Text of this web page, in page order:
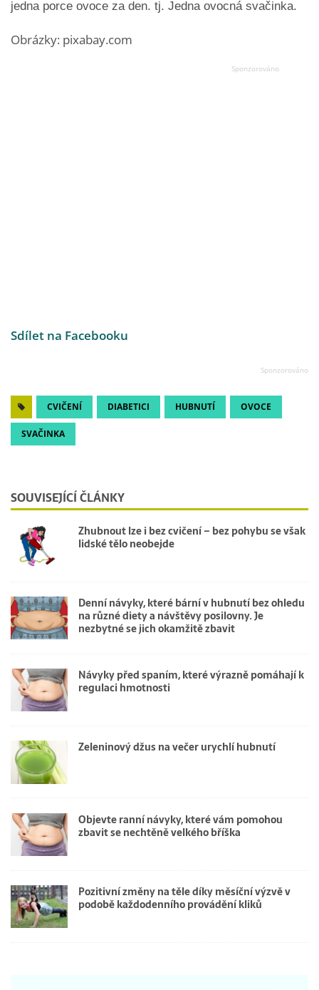
jedna porce ovoce za den. tj. Jedna ovocná svačinka.
Obrázky: pixabay.com
Sdílet na Facebooku
CVIČENÍ DIABETICI HUBNUTÍ OVOCE
SVAČINKA
SOUVISEJÍCÍ ČLÁNKY
Zhubnout lze i bez cvičení – bez pohybu se však
lidské tělo neobejde
Denní návyky, které bární v hubnutí bez ohledu
na různé diety a návštěvy posilovny. Je
nezbytné se jich okamžitě zbavit
Návyky před spaním, které výrazně pomáhají k
regulaci hmotnosti
Zeleninový džus na večer urychlí hubnutí
Objevte ranní návyky, které vám pomohou
zbavit se nechtěně velkého bříška
Pozitivní změny na těle díky měsíční výzvě v
podobě každodenního provádění kliků